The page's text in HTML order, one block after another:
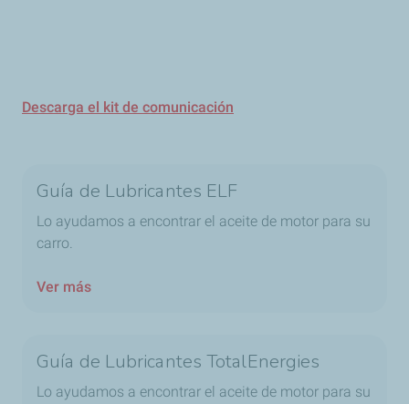
Descarga el kit de comunicación
Guía de Lubricantes ELF
Lo ayudamos a encontrar el aceite de motor para su
carro.
Ver más
Guía de Lubricantes TotalEnergies
Lo ayudamos a encontrar el aceite de motor para su